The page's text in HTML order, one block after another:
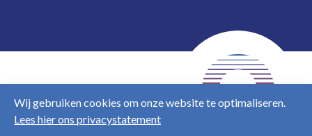
Wij gebruiken cookies om onze website te optimaliseren.
Lees hier ons privacystatement